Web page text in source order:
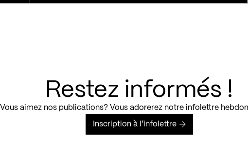
Restez informés !
Vous aimez nos publications? Vous adorerez notre infolettre
Inscription à l’infolettre